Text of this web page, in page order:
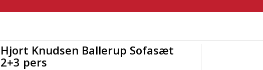
Hjort Knudsen Ballerup Sofasæt
2+3 pers